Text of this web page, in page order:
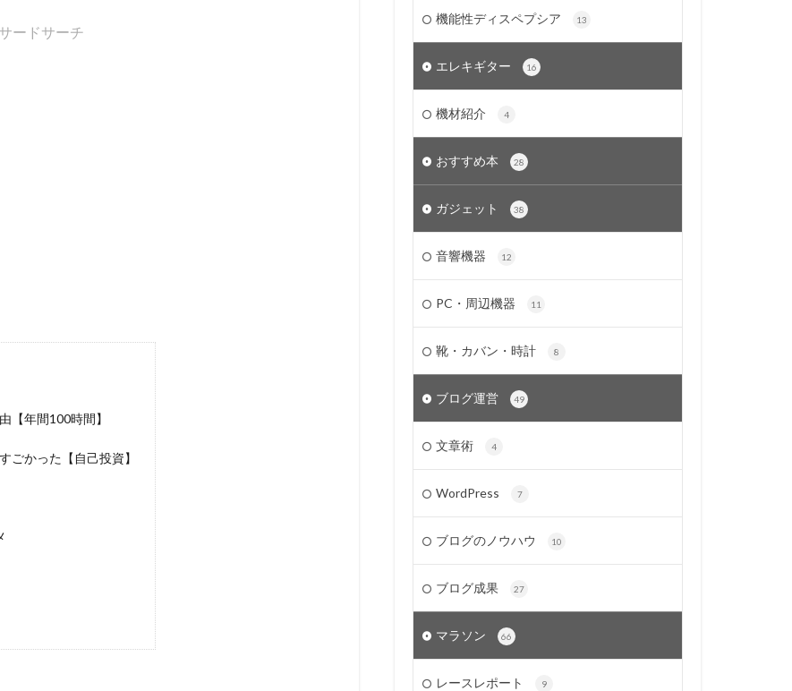
ードサーチ
【年間100時間】
ごかった【自己投資】
機能性ディスペプシア 13
エレキギター 16
機材紹介 4
おすすめ本 28
ガジェット 38
音響機器 12
PC・周辺機器 11
靴・カバン・時計 8
ブログ運営 49
文章術 4
WordPress 7
ブログのノウハウ 10
ブログ成果 27
マラソン 66
レースレポート 9